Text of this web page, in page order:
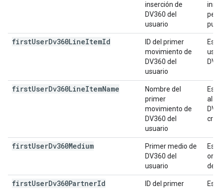
inserción de
DV360 del
usuario
firstUserDv360LineItemId
ID del primer
movimiento de
DV360 del
usuario
Es
firstUserDv360LineItemName
Nombre del
primer
movimiento de
DV360 del
usuario
Es
al
firstUserDv360Medium
Primer medio de
DV360 del
usuario
Es
de
firstUserDv360PartnerId
ID del primer
Es